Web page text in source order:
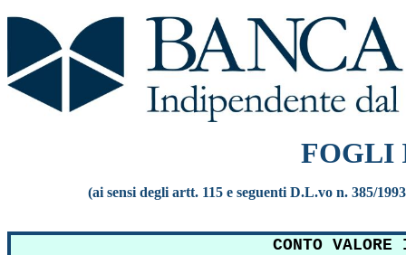
FOGLI
(ai sensi degli artt. 115 e seguenti D.L.vo n. 385/
CONTO